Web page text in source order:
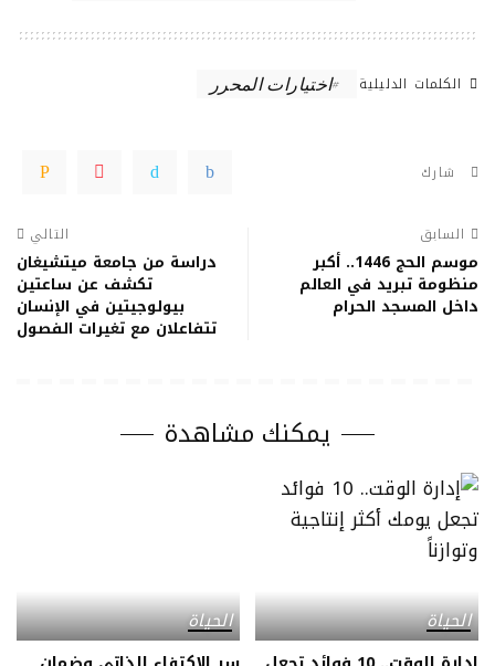
الكلمات الدليلية اختيارات المحرر
شارك
السابق
موسم الحج 1446.. أكبر
منظومة تبريد في العالم
داخل المسجد الحرام
التالي
دراسة من جامعة ميتشيغان
تكشف عن ساعتين
بيولوجيتين في الإنسان
تتفاعلان مع تغيرات الفصول
يمكنك مشاهدة
الحياة
الحياة